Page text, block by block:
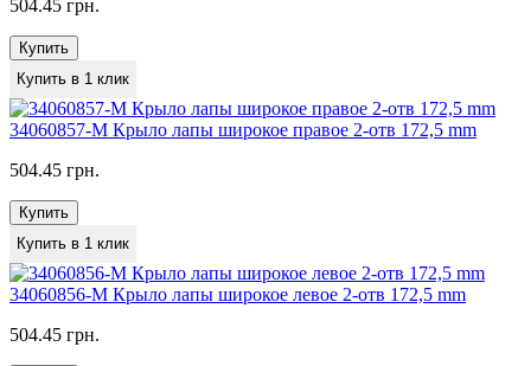
504.45 грн.
Купить
Купить в 1 клик
34060857-M Крыло лапы широкое правое 2-отв 172,5 mm
504.45 грн.
Купить
Купить в 1 клик
34060856-M Крыло лапы широкое левое 2-отв 172,5 mm
504.45 грн.